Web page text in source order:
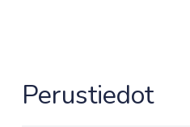
Perustiedot